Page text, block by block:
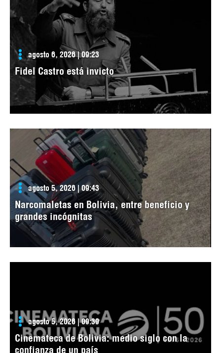
agosto 6, 2026 | 09:23
Fidel Castro está invicto
agosto 5, 2026 | 09:43
Narcomaletas en Bolivia, entre beneficio y
grandes incógnitas
agosto 5, 2026 | 09:39
Cinemateca de Bolivia: medio siglo con la
confianza de un país